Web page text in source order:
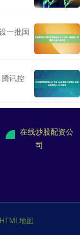
一批国
讯控
在线炒股配资公
司
HTML地图